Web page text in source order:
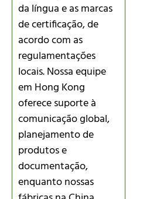
da língua e as marcas
de certificação, de
acordo com as
regulamentações
locais. Nossa equipe
em Hong Kong
oferece suporte à
comunicação global,
planejamento de
produtos e
documentação,
enquanto nossas